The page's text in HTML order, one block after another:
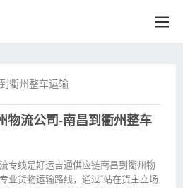
衢州整车运输
物流公司-南昌到衢州整车
专线是好运吉通供应链南昌到衢州物
业货物运输路线，通过“站在货主立场